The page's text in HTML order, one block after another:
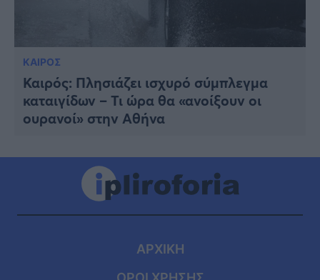
ΚΑΙΡΟΣ
Καιρός: Πλησιάζει ισχυρό σύμπλεγμα
καταιγίδων – Τι ώρα θα «ανοίξουν οι
ουρανοί» στην Αθήνα
ΑΡΧΙΚΗ